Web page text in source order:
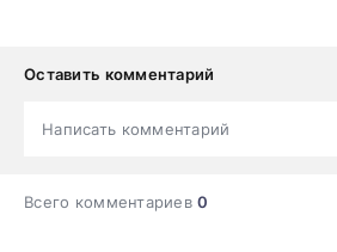
Оставить комментарий
Написать комментарий
Всего комментариев0